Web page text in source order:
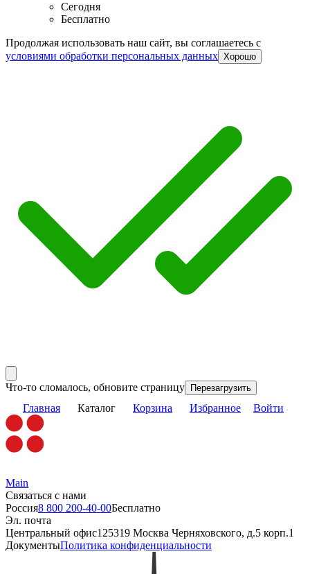
Сегодня
Бесплатно
Продолжая использовать наш сайт, вы соглашаетесь c
условиями обработки персональных данных Хорошо
Что-то сломалось, обновите страницу Перезагрузить
Главная Каталог Корзина Избранное Войти
Main
Связаться с нами
Россия8 800 200-40-00Бесплатно
Эл. почта
Центральный офис125319 Москва Черняховского, д.5 корп.1
ДокументыПолитика конфиденциальности